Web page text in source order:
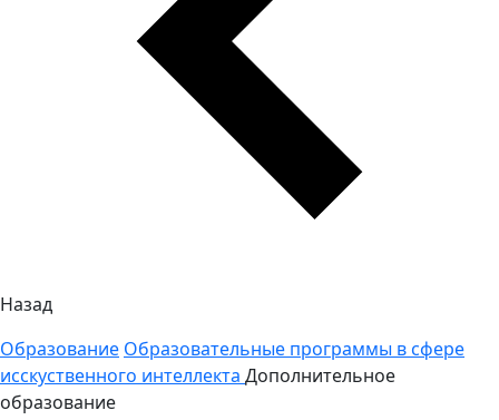
Назад
Образование Образовательные программы в сфере
исскуственного интеллекта Дополнительное
образование